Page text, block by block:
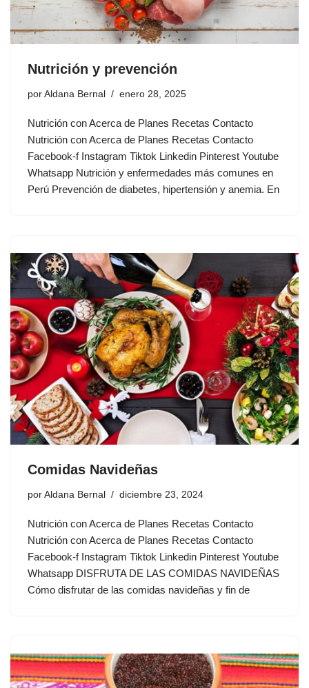
Nutrición y prevención
por Aldana Bernal enero 28, 2025
Nutrición con Acerca de Planes Recetas Contacto
Nutrición con Acerca de Planes Recetas Contacto
Facebook-f Instagram Tiktok Linkedin Pinterest Youtube
Whatsapp Nutrición y enfermedades más comunes en
Perú Prevención de diabetes, hipertensión y anemia. En
Comidas Navideñas
por Aldana Bernal diciembre 23, 2024
Nutrición con Acerca de Planes Recetas Contacto
Nutrición con Acerca de Planes Recetas Contacto
Facebook-f Instagram Tiktok Linkedin Pinterest Youtube
Whatsapp DISFRUTA DE LAS COMIDAS NAVIDEÑAS
Cómo disfrutar de las comidas navideñas y fin de